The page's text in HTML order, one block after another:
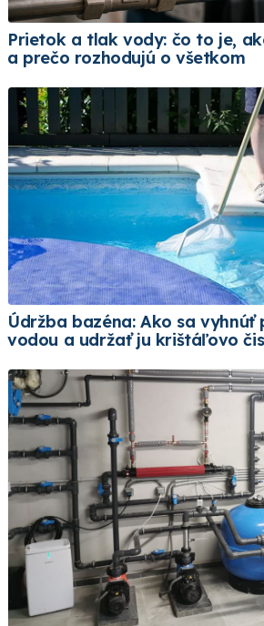
Prietok a tlak vody: čo to je,
a prečo rozhodujú o všetkom
Údržba bazéna: Ako sa vyhnúť
vodou a udržať ju krištáľovo